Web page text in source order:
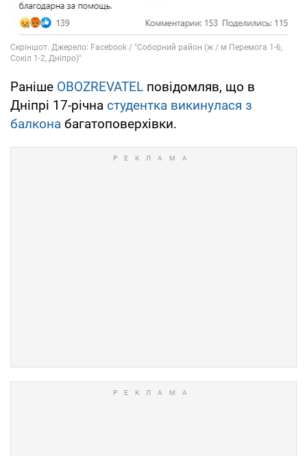
Раніше OBOZREVATEL повідомляв, що в
Дніпрі 17-річна студентка викинулася з
балкона багатоповерхівки.